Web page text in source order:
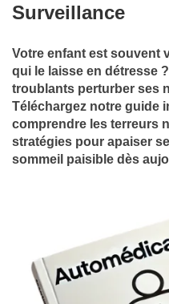
Surveillance
Votre enfant est souvent
qui le laisse en détresse
troublants perturber ses
Téléchargez notre guide
comprendre les terreurs
stratégies pour apaiser
sommeil paisible dès